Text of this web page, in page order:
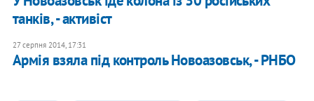
танків, - активіст
27 серпня 2014, 17:31
Армія взяла під контроль Новоазовськ, - РНБО